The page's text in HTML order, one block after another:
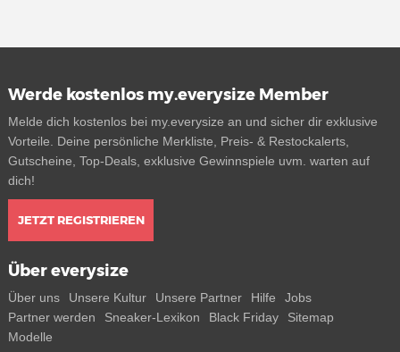
Werde kostenlos my.everysize Member
Melde dich kostenlos bei my.everysize an und sicher dir exklusive
Vorteile. Deine persönliche Merkliste, Preis- & Restockalerts,
Gutscheine, Top-Deals, exklusive Gewinnspiele uvm. warten auf
dich!
JETZT REGISTRIEREN
Über everysize
Über uns Unsere Kultur Unsere Partner Hilfe
Jobs
Partner werden
Sneaker-Lexikon Black Friday
Sitemap
Modelle